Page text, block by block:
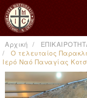
Αρχική
Ο τελευταίος
Ιερό Ναό Παναγίας